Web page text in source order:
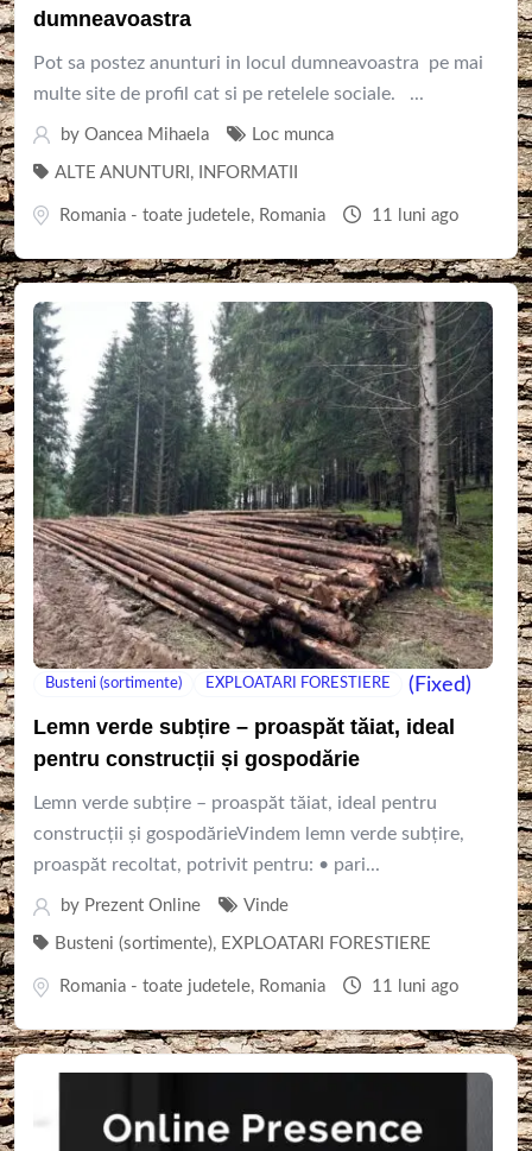
dumneavoastra
Pot sa postez anunturi in locul dumneavoastra pe mai
multe site de profil cat si pe retelele sociale. ...
by Oancea Mihaela Loc munca
ALTE ANUNTURI , INFORMATII
Romania - toate judetele, Romania 11 luni ago
Busteni (sortimente) EXPLOATARI FORESTIERE (Fixed)
Lemn verde subțire – proaspăt tăiat, ideal
pentru construcții și gospodărie
Lemn verde subțire – proaspăt tăiat, ideal pentru
construcții și gospodărieVindem lemn verde subțire,
proaspăt recoltat, potrivit pentru: • pari...
by Prezent Online Vinde
Busteni (sortimente), EXPLOATARI FORESTIERE
Romania - toate judetele, Romania 11 luni ago